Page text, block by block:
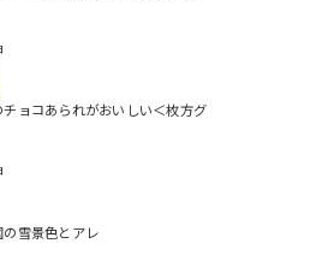
ョコあられがおいしい＜枚方グ
雪景色とアレ